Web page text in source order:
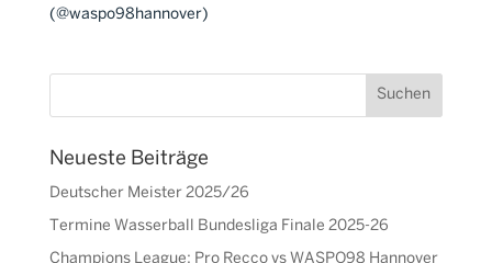
(@waspo98hannover)
Neueste Beiträge
Deutscher Meister 2025/26
Termine Wasserball Bundesliga Finale 2025-26
Champions League: Pro Recco vs WASPO98 Hannover